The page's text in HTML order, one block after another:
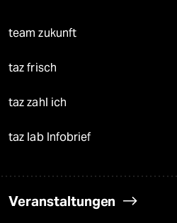
team zukunft
taz frisch
taz zahl ich
taz lab Infobrief
Veranstaltungen